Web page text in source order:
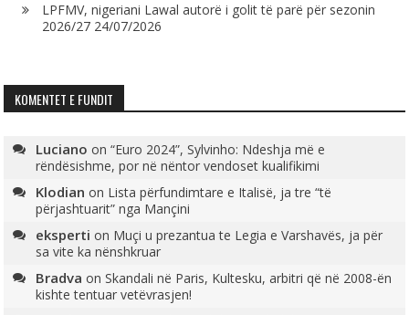
LPFMV, nigeriani Lawal autorë i golit të parë për sezonin
2026/27 24/07/2026
KOMENTET E FUNDIT
Luciano on“Euro 2024”, Sylvinho: Ndeshja më e
rëndësishme, por në nëntor vendoset kualifikimi
Klodian on Lista përfundimtare e Italisë, ja tre “të
përjashtuarit” nga Mançini
eksperti on Muçi u prezantua te Legia e Varshavës, ja për
sa vite ka nënshkruar
Bradva onSkandali në Paris, Kultesku, arbitri që në 2008-ën
kishte tentuar vetëvrasjen!